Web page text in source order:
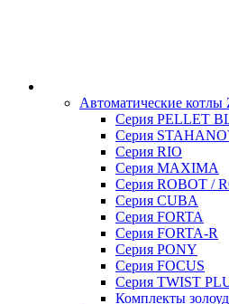
Автоматические котлы
Серия PELLET
Серия
Серия RIO
Серия MAXIMA
Серия ROBOT /
Серия CUBA
Серия FORTA
Серия FORTA-R
Серия PONY
Серия FOCUS
Серия TWIST
Комплекты